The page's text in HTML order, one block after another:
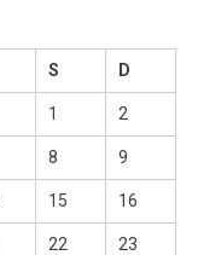
S D
1 2
8 9
15 16
22 23